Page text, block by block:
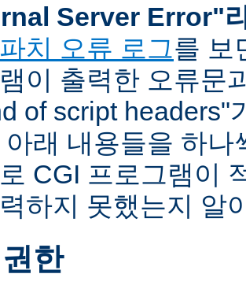
Server Error"
치 오류 로그를 보
이 출력한 오류문
of script headers"
아래 내용들을 하나
CGI 프로그램이
하지 못했는지 알
한